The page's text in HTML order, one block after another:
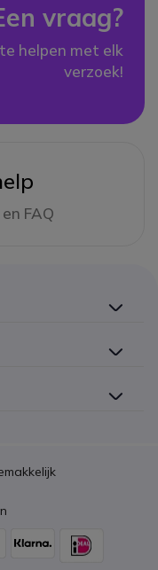
vraag?
helpen met elk
verzoek!
FAQ